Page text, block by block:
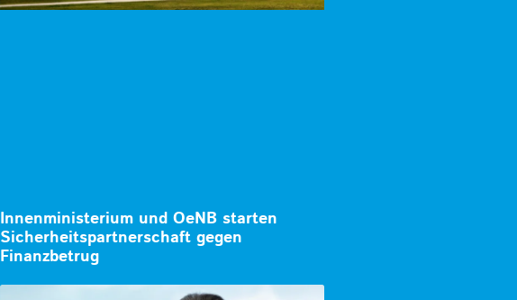
Innenministerium und OeNB starten
Sicherheitspartnerschaft gegen
Finanzbetrug